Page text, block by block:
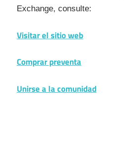
Exchange, consulte:
Visitar el sitio web
Comprar preventa
Unirse a la comunidad